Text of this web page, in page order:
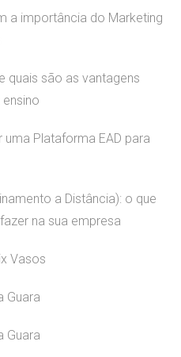
a importância do Marketing
quais são as vantagens
uma Plataforma EAD para
a Distância): o que
na sua empresa
Vasos
Guara
Guara